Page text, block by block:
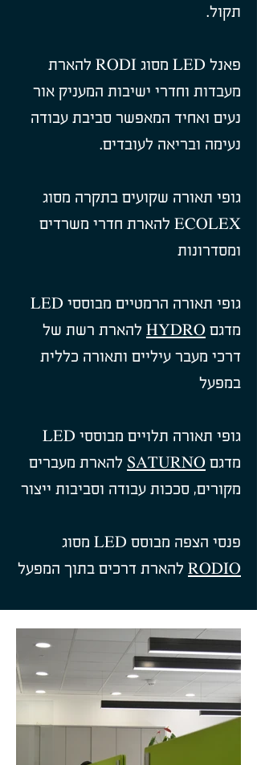
תקול.
פאנל LED מסוג RODI להארת
מעבדות וחדרי ישיבות המעניק אור
נעים ואחיד המאפשר סביבת עבודה
נעימה ובריאה לעובדים.
גופי תאורה שקועים בתקרה מסוג
ECOLEX להארת חדרי משרדים
ומסדרונות
גופי תאורה הרמטיים מבוססי LED
מדגם HYDRO להארת רשת של
דרכי מעבר עיליים ותאורה כללית
במפעל
גופי תאורה תלויים מבוססי LED
מדגם SATURNO להארת מעברים
מקורים, סככות עבודה וסביבות ייצור
פנסי הצפה מבוסס LED מסוג
RODIO להארת דרכים בתוך המפעל